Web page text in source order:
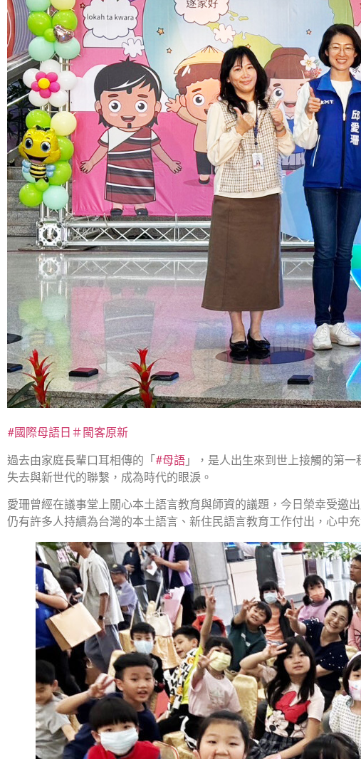
#國際母語日 ＃閩客原新
過去由家庭長輩口耳相傳的「 #母語 」，是人出生來到世上接觸的第
失去與新世代的聯繫，成為時代的眼淚。
愛珊曾經在議事堂上關心本土語言教育與師資的議題，今日榮幸受邀
仍有許多人持續為台灣的本土語言、新住民語言教育工作付出，心中